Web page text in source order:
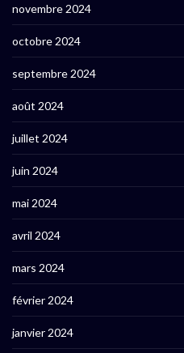
novembre 2024
octobre 2024
septembre 2024
août 2024
juillet 2024
juin 2024
mai 2024
avril 2024
mars 2024
février 2024
janvier 2024